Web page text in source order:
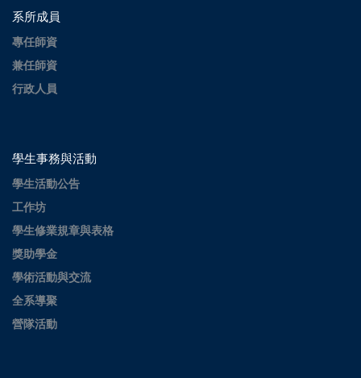
系所成員
專任師資
兼任師資
行政人員
學生事務與活動
學生活動公告
工作坊
學生修業規章與表格
獎助學金
學術活動與交流
全系導聚
營隊活動